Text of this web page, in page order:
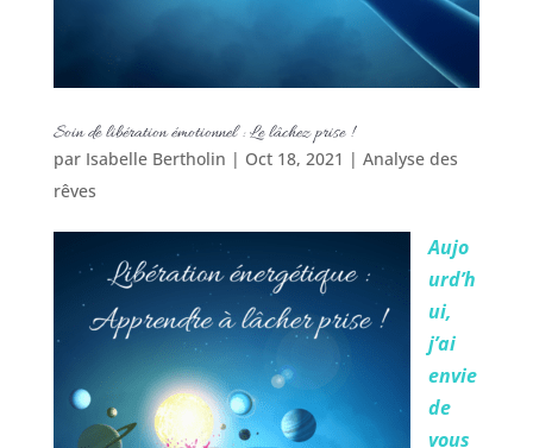
Soin de libération émotionnel : Le lâchez prise !
par Isabelle Bertholin | Oct 18, 2021 | Analyse des
rêves
Aujo
urd’h
ui,
j’ai
envie
de
vous